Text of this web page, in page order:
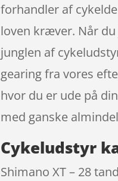
forhandler af
loven kræver. Når
junglen af
gearing fra vores
hvor du er ude på
med ganske
Cykeludstyr
Shimano XT – 28